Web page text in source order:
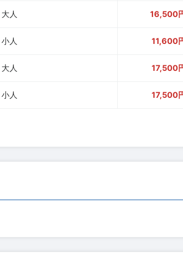
大人 16,500
小人 11,600
大人 17,500
小人 17,500